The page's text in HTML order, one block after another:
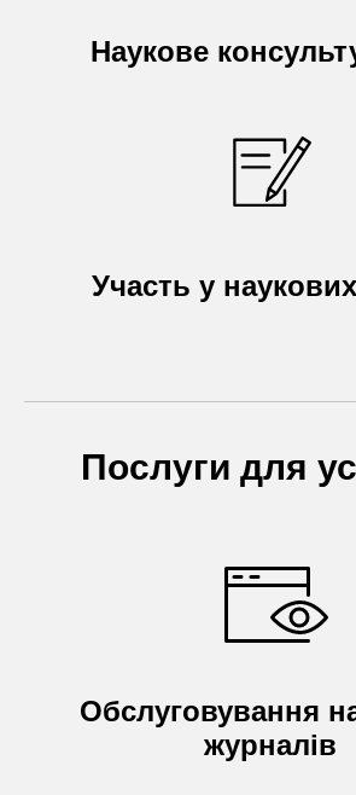
Наукове
Участь у
Послуги для
Обслуговування
журналів